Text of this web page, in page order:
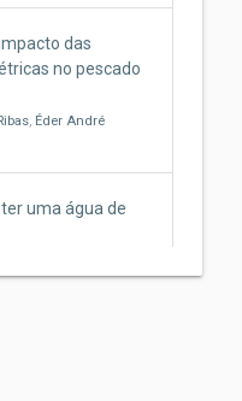
das
no pescado
, Éder André
uma água de
o ato de